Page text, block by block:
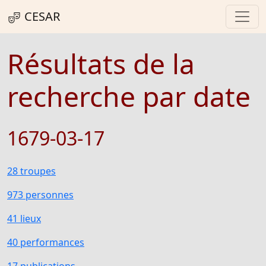
CESAR
Résultats de la
recherche par date
1679-03-17
28 troupes
973 personnes
41 lieux
40 performances